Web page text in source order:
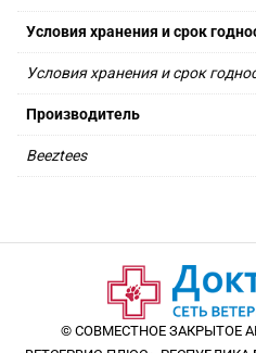
Условия хранения и срок
Условия хранения и срок
Производитель
Beeztees
© СОВМЕСТНОЕ ЗАКРЫТОЕ